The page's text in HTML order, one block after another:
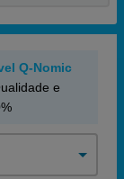
Q-Nomic
e